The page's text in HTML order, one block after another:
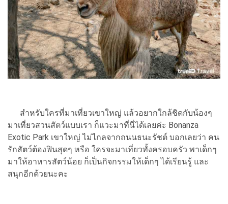
สำหรับใครที่มาเที่ยวเขาใหญ่ แล้วอยากใกล้ชิดกับน้องๆ
มาเที่ยวสวนสัตว์แบบเรา ก็แวะมาที่นี่ได้เลยค่ะ Bonanza
Exotic Park เขาใหญ่ ไม่ไกลจากถนนธนะรัชต์ บอกเลยว่า คน
รักสัตว์ต้องฟินสุดๆ หรือ ใครจะมาเที่ยวทั้งครอบครัว พาเด็กๆ
มาให้อาหารสัตว์น้อย ก็เป็นกิจกรรมให้เด็กๆ ได้เรียนรู้ และ
สนุกอีกด้วยนะคะ